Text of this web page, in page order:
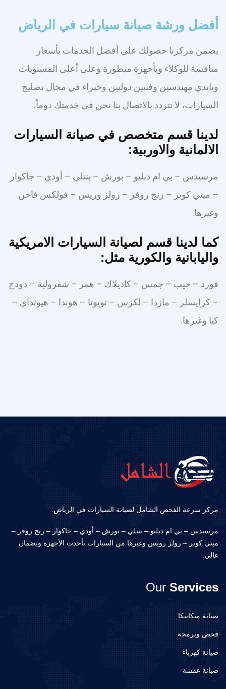
أفضل ورشة صيانة سيارات في الرياض
يضمن مركزنا حصولك على أفضل الخدمات بأسعار
منافسة للوكلاء وبأجهزة متطورة وعلى أعلى المستويات
وبايدي مهندسين وفنيين دوليين وخبراء في مجال تصليح
السيارات، لا تتردد بالاتصال بنا نحن في خدمتك دوماً.
لدينا قسم متخصص في صيانة السيارات
الالمانية والاوربية:
مرسيدس – بي ام دبليو – بورش – بنتلي – أودي – جاكوار
– ميني كوبر – رنج روفر – رولز وريس – فولكس فاجن
وغيرها.
كما لدينا قسم لصيانة السيارات الامريكية
واليابانية والكورية مثل:
فورد – جيب – جمس – كاديلاك – همر – شفرولية – دودج
– كرايسلر – مازدا – لكزس – تويوتا – هوندا – هيونداي –
كيا وغيرها.
مركز سرعة الفحص الشامل لصيانة السيارات في الرياض:
مرسيدس – بي ام دبليو – بنتلي – بورش – أودي – جاكوار – رنج روفر –
ميني كوبر – رولز رويس وغيرها من السيارات بأحدث الأجهزة وبضمان
عالي.
Our Services
صيانة ميكانيكا
فحص وبرمجة
صيانة كهرباء
صيانة عفشة